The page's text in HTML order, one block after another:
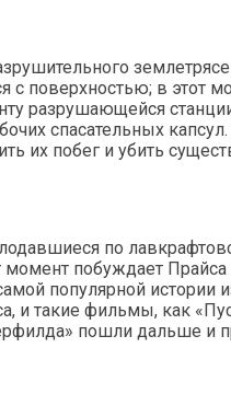
с поверхностью; в этот
разрушающейся
спасательных
их побег и убить
по
побуждает Прайса
популярной
и такие фильмы, как
пошли дальше и